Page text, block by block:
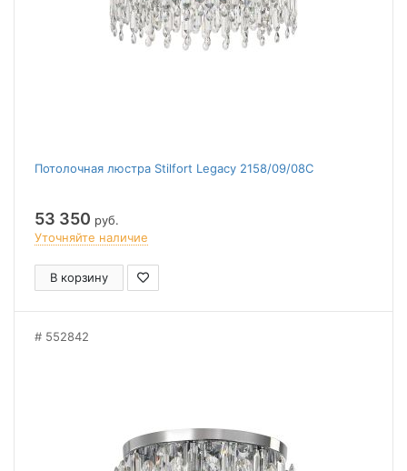
Потолочная люстра Stilfort Legacy 2158/09/08C
53 350 руб.
Уточняйте наличие
В корзину
552842